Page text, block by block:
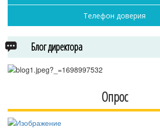
Телефон доверия
Блог директора
Опрос